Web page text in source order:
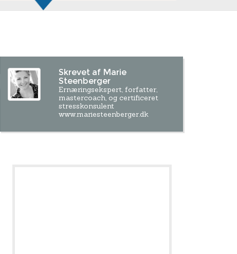
Skrevet af Marie
Steenberger
Ernæringsekspert, forfatter,
mastercoach, og certificeret
stresskonsulent
www.mariesteenberger.dk